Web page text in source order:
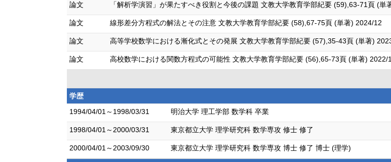
論文 「解析学演習」が果たすべき役割と今後の課題 文教大学教育学部紀要 (59),63-71頁 (単
論文 線形差分方程式の解法とその注意 文教大学教育学部紀要 (58),67-75頁 (単著) 2024/12
論文 高等学校数学における漸化式とその発展 文教大学教育学部紀要 (57),35-43頁 (単著)
論文 高校数学における関数方程式の可能性 文教大学教育学部紀要 (56),65-73頁 (単著) 2022/
学歴
1994/04/01～1998/03/31
明治大学 理工学部 数学科 卒業
1998/04/01～2000/03/31 東京都立大学 理学研究科 数学専攻 修士 修了
2000/04/01～2003/09/30 東京都立大学 理学研究科 数学専攻 博士 修了 博士 (理学)